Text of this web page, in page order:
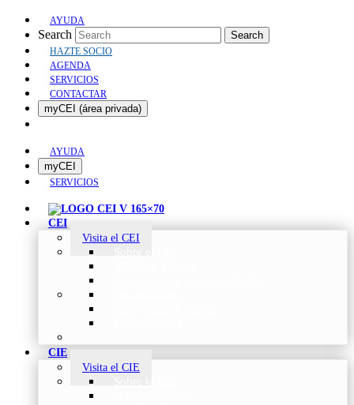
AYUDA
Search Search
HAZTE SOCIO
AGENDA
SERVICIOS
CONTACTAR
myCEI (área privada)
AYUDA
myCEI
SERVICIOS
CEI
Visita el CEI
CIE
Visita el CIE